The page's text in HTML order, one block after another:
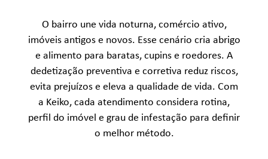
O bairro une vida noturna, comércio ativo,
imóveis antigos e novos. Esse cenário cria abrigo
e alimento para baratas, cupins e roedores. A
dedetização preventiva e corretiva reduz riscos,
evita prejuízos e eleva a qualidade de vida. Com
a Keiko, cada atendimento considera rotina,
perfil do imóvel e grau de infestação para definir
o melhor método.